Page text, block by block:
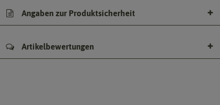
Angaben zur Produktsicherheit
Artikelbewertungen